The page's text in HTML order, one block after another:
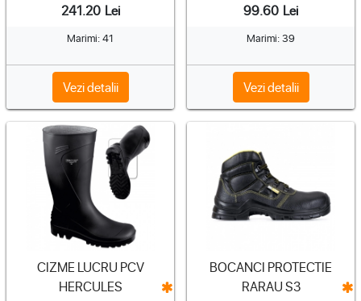
241.20 Lei
Marimi: 41
Vezi detalii
99.60 Lei
Marimi: 39
Vezi detalii
CIZME LUCRU PCV
HERCULES
BOCANCI PROTECTIE
RARAU S3